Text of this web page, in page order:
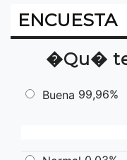
ENCUESTA
�Qu� te
Buena 99,96%